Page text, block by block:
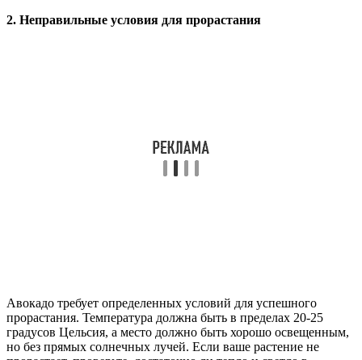
2. Неправильные условия для прорастания
Авокадо требует определенных условий для успешного
прорастания. Температура должна быть в пределах 20-25
градусов Цельсия, а место должно быть хорошо освещенным,
но без прямых солнечных лучей. Если ваше растение не